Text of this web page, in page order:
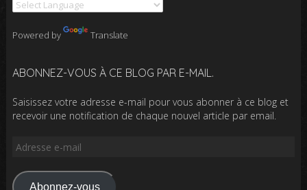
Powered by Translate
ABONNEZ-VOUS À CE BLOG PAR E-MAIL.
Saisissez votre adresse e-mail pour vous abonner à ce blog et
recevoir une notification de chaque nouvel article par email.
Adresse
mail
Abonnez-vous